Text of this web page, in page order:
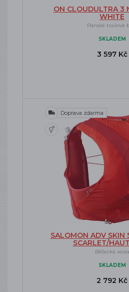
ON CLOUDULTRA 3
WHITE
Pánské trailové
SKLADEM
3 597 Kč
Doprava zdarma
SALOMON ADV SKIN
SCARLET/
Běžecká vesta
SKLADEM
2 792 Kč